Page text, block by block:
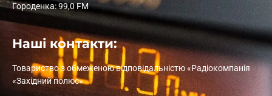
Городенка: 99,0 FM
Наші контакти:
Товариство з обмеженою відповідальністю «Радіокомпанія
«Західний полюс»